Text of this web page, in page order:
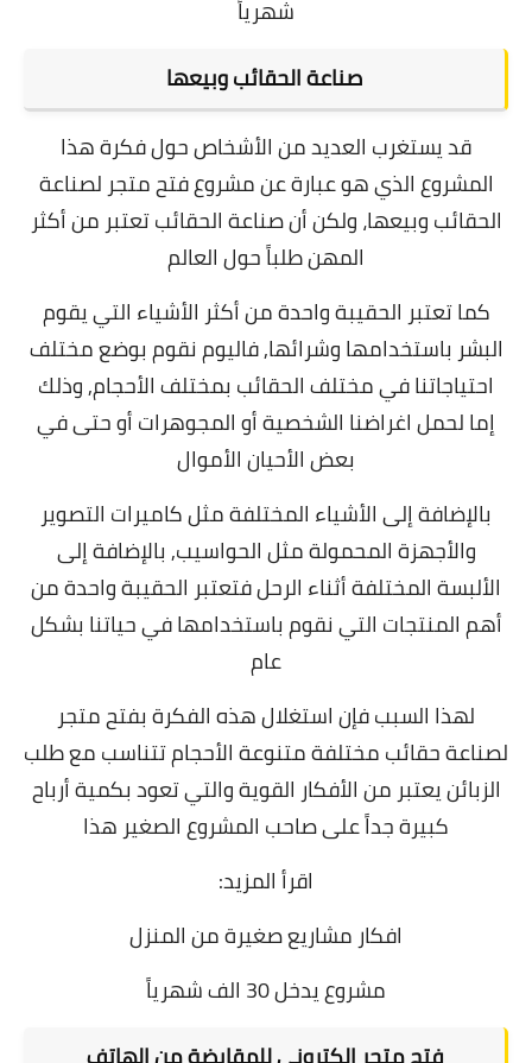
شهرياً
صناعة الحقائب وبيعها
قد يستغرب العديد من الأشخاص حول فكرة هذا
المشروع الذي هو عبارة عن مشروع فتح متجر لصناعة
الحقائب وبيعها، ولكن أن صناعة الحقائب تعتبر من أكثر
المهن طلباً حول العالم
كما تعتبر الحقيبة واحدة من أكثر الأشياء التي يقوم
البشر باستخدامها وشرائها, فاليوم نقوم بوضع مختلف
احتياجاتنا في مختلف الحقائب بمختلف الأحجام, وذلك
إما لحمل اغراضنا الشخصية أو المجوهرات أو حتى في
بعض الأحيان الأموال
بالإضافة إلى الأشياء المختلفة مثل كاميرات التصوير
والأجهزة المحمولة مثل الحواسيب, بالإضافة إلى
الألبسة المختلفة أثناء الرحل فتعتبر الحقيبة واحدة من
أهم المنتجات التي نقوم باستخدامها في حياتنا بشكل
عام
لهذا السبب فإن استغلال هذه الفكرة بفتح متجر
لصناعة حقائب مختلفة متنوعة الأحجام تتناسب مع طلب
الزبائن يعتبر من الأفكار القوية والتي تعود بكمية أرباح
كبيرة جداً على صاحب المشروع الصغير هذا
اقرأ المزيد:
افكار مشاريع صغيرة من المنزل
مشروع يدخل 30 الف شهرياً